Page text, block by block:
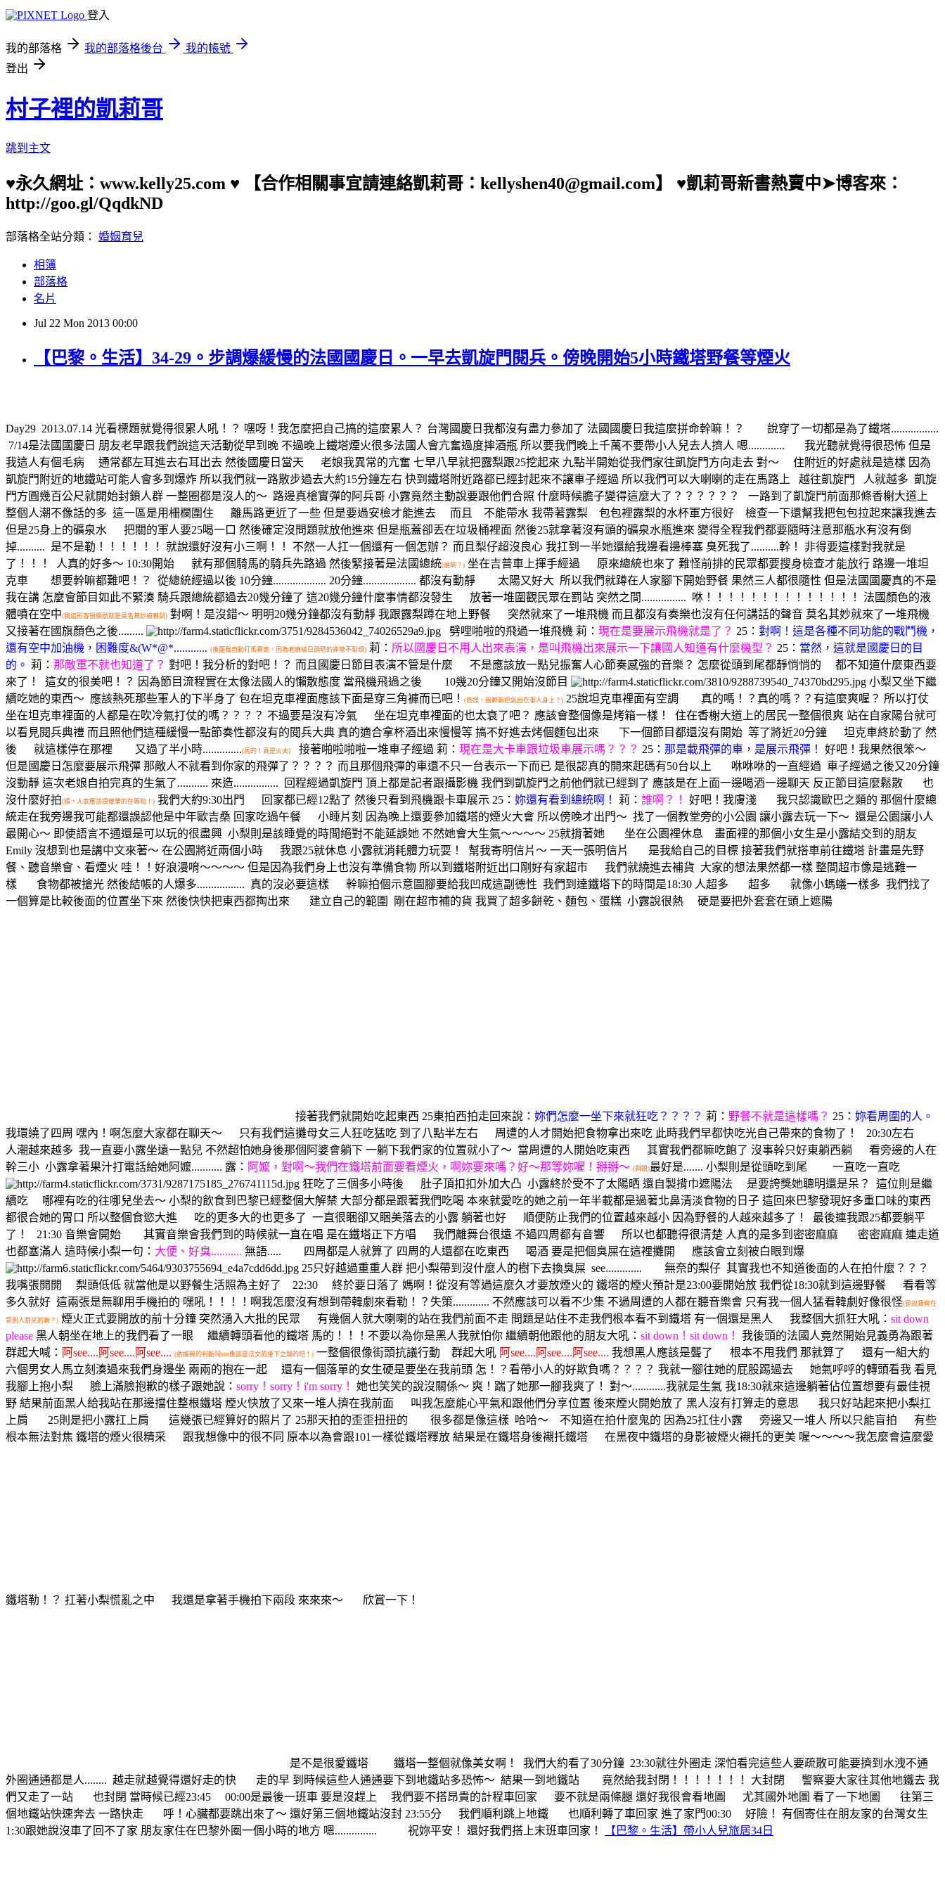
登入
我的部落格 我的部落格後台
我的帳號
登出
村子裡的凱莉哥
跳到主文
♥永久網址：www.kelly25.com ♥ 【合作相關事宜請連絡凱莉哥：kellyshen40@gmail.com】 ♥凱莉哥新書熱賣中➤博客來：
http://goo.gl/QqdkND
部落格全站分類： 婚姻育兒
相簿
部落格
名片
Jul 22 Mon 2013 00:00
【巴黎。生活】34-29。步調爆緩慢的法國國慶日。一早去凱旋門閱兵。傍晚開始5小時鐵塔野餐等煙火
Day29 2013.07.14 光看標題就覺得很累人吼！？ 嘿呀！我怎麼把自己搞的這麼累人？ 台灣國慶日我都沒有盡力參加了 法國國慶日我這麼拼命幹嘛！？ 說穿了一切都是為了鐵塔.................
7/14是法國國慶日 朋友老早跟我們說這天活動從早到晚 不過晚上鐵塔煙火很多法國人會亢奮過度摔酒瓶 所以要我們晚上千萬不要帶小人兒去人擠人 嗯............. 我光聽就覺得很恐怖 但是
我這人有個毛病 通常都左耳進去右耳出去 然後國慶日當天 老娘我異常的亢奮 七早八早就把露梨跟25挖起來 九點半開始從我們家往凱旋門方向走去 對～ 住附近的好處就是這樣 因為
凱旋門附近的地鐵站可能人會多到爆炸 所以我們就一路散步過去大約15分鐘左右 快到鐵塔附近路都已經封起來不讓車子經過 所以我們可以大喇喇的走在馬路上
越往凱旋門 人就越多 凱旋
門方圓幾百公尺就開始封鎖人群 一整圈都是沒人的～ 路邊真槍實彈的阿兵哥 小露竟然主動說要跟他們合照 什麼時候膽子變得這麼大了？？？？？？
一路到了凱旋門前面那條香榭大道上
整個人潮不像話的多 這一區是用柵欄圍住 離馬路更近了一些 但是要過安檢才能進去 而且 不能帶水 我帶著露梨 包包裡露梨的水杯軍方很好 檢查一下還幫我把包包拉起來讓我進去
但是25身上的礦泉水 把關的軍人要25喝一口 然後確定沒問題就放他進來 但是瓶蓋卻丟在垃圾桶裡面 然後25就拿著沒有頭的礦泉水瓶進來 變得全程我們都要隨時注意那瓶水有沒有倒
掉.......... 是不是勒！！！！！！ 就說還好沒有小三啊！！ 不然一人扛一個還有一個怎辦？ 而且梨仔超沒良心 我扛到一半她還給我邊看邊棒塞 臭死我了..........幹！ 非得要這樣對我就是
了！！！
人真的好多～ 10:30開始 就有那個騎馬的騎兵先路過 然後緊接著是法國總統(誰啊？) 坐在吉普車上揮手經過 原來總統也來了 難怪前排的民眾都要搜身檢查才能放行 路邊一堆坦
克車 想要幹嘛都難吧！？
從總統經過以後 10分鐘................... 20分鐘................... 都沒有動靜 太陽又好大 所以我們就蹲在人家腳下開始野餐 果然三人都很隨性 但是法國國慶真的不是
我在講 怎麼會節目如此不緊湊 騎兵跟總統都過去20幾分鐘了 這20幾分鐘什麼事情都沒發生 放著一堆圍觀民眾在罰站 突然之間................ 咻！！！！！！！！！！！！！！ 法國顏色的液
體噴在空中(我這形容很顯然就是莫名其妙被嚇到) 對啊！是沒錯～ 明明20幾分鐘都沒有動靜 我跟露梨蹲在地上野餐 突然就來了一堆飛機 而且都沒有奏樂也沒有任何講話的聲音 莫名其妙就來了一堆飛機
又接著在國旗顏色之後.........
劈哩啪啦的飛過一堆飛機 莉： 現在是要展示飛機就是了？ 25： 對啊！這是各種不同功能的戰鬥機，
還有空中加油機，困難度&(W*@*............ (後面我自動打馬賽克，因為老娘被日頭晒的非常不耐煩) 莉： 所以國慶日不用人出來表演，是叫飛機出來展示一下讓國人知道有什麼機型？ 25： 當然，這就是國慶日的目
的。 莉： 那敵軍不就也知道了？ 對吧！我分析的對吧！？ 而且國慶日節目表演不管是什麼 不是應該放一點兒振奮人心節奏感強的音樂？ 怎麼從頭到尾都靜悄悄的 都不知道什麼東西要
來了！
這女的很美吧！？ 因為節目流程實在太像法國人的懶散態度 當飛機飛過之後 10幾20分鐘又開始沒節目
小梨又坐下繼
續吃她的東西～ 應該熱死那些軍人的下半身了 包在坦克車裡面應該下面是穿三角褲而已吧！ (奇怪，我幹嘛把氣出在軍人身上？) 25說坦克車裡面有空調 真的嗎！？真的嗎？？有這麼爽喔？ 所以打仗
坐在坦克車裡面的人都是在吹冷氣打仗的嗎？？？？ 不過要是沒有冷氣 坐在坦克車裡面的也太衰了吧？ 應該會整個像是烤箱一樣！
住在香榭大道上的居民一整個很爽 站在自家陽台就可
以看見閱兵典禮 而且照他們這種緩慢一點節奏性都沒有的閱兵大典 真的適合拿杯酒出來慢慢等 搞不好進去烤個麵包出來 下一個節目都還沒有開始 等了將近20分鐘 坦克車終於動了 然
後 就這樣停在那裡 又過了半小時..............(馬的！真是火大) 接著啪啦啪啦一堆車子經過 莉： 現在是大卡車跟垃圾車展示嗎？？？ 25： 那是載飛彈的車，是展示飛彈！
好吧！我果然很笨～
但是國慶日怎麼要展示飛彈 那敵人不就看到你家的飛彈了？？？？ 而且那個飛彈的車還不只一台表示一下而已 是很認真的開來起碼有50台以上 咻咻咻的一直經過 車子經過之後又20分鐘
沒動靜 這次老娘自拍完真的生氣了........... 來造................
回程經過凱旋門 頂上都是記者跟攝影機 我們到凱旋門之前他們就已經到了 應該是在上面一邊喝酒一邊聊天 反正節目這麼鬆散 也
沒什麼好拍(誤，人家應該很敬業的在等啦！) 我們大約9:30出門 回家都已經12點了 然後只看到飛機跟卡車展示 25： 妳還有看到總統啊！ 莉： 誰啊？！
好吧！我膚淺 我只認識歐巴之類的 那個什麼總
統走在我旁邊我可能都還誤認他是中年歐吉桑 回家吃過午餐 小睡片刻 因為晚上還要參加鐵塔的煙火大會 所以傍晚才出門～ 找了一個教堂旁的小公園 讓小露去玩一下～ 還是公園讓小人
最開心～ 即使語言不通還是可以玩的很盡興 小梨則是該睡覺的時間絕對不能延誤她 不然她會大生氣～～～～ 25就揹著她 坐在公園裡休息
畫面裡的那個小女生是小露結交到的朋友
Emily 沒想到也是講中文來著～ 在公園將近兩個小時 我跟25就休息 小露就消耗體力玩耍！
幫我寄明信片～ 一天一張明信片 是我給自己的目標 接著我們就搭車前往鐵塔 計畫是先野
餐、聽音樂會、看煙火 哇！！好浪漫唷～～～～ 但是因為我們身上也沒有準備食物 所以到鐵塔附近出口剛好有家超市 我們就繞進去補貨 大家的想法果然都一樣 整間超市像是逃難一
樣 食物都被搶光 然後結帳的人爆多................. 真的沒必要這樣 幹嘛拍個示意圖腳要給我凹成這副德性 我們到達鐵塔下的時間是18:30 人超多 超多 就像小螞蟻一樣多 我們找了
一個算是比較後面的位置坐下來 然後快快把東西都掏出來 建立自己的範圍
剛在超市補的貨 我買了超多餅乾、麵包、蛋糕 小露說很熱 硬是要把外套套在頭上遮陽
接著我們就開始吃起東西 25東拍西拍走回來說： 妳們怎麼一坐下來就狂吃？？？？ 莉： 野餐不就是這樣嗎？ 25： 妳看周圍的人。
我環繞了四周 嘿內！啊怎麼大家都在聊天～ 只有我們這攤母女三人狂吃猛吃 到了八點半左右 周遭的人才開始把食物拿出來吃 此時我們早都快吃光自己帶來的食物了！
20:30左右
人潮越來越多 我一直要小露坐遠一點兒 不然超怕她身後那個阿婆會躺下 一躺下我們家的位置就小了～ 當周遭的人開始吃東西 其實我們都嘛吃飽了 沒事幹只好東躺西躺 看旁邊的人在
幹三小 小露拿著果汁打電話給她阿嬤........... 露： 阿嬤，對啊～我們在鐵塔前面要看煙火，啊妳要來嗎？好～那等妳喔！掰掰～ (斜眼)最好是....... 小梨則是從頭吃到尾 一直吃一直吃
狂吃了三個多小時後 肚子頂扣扣外加大凸 小露終於受不了太陽晒 還自製揹巾遮陽法 是要誇獎她聰明還是呆？
這位則是繼
續吃 哪裡有吃的往哪兒坐去～ 小梨的飲食到巴黎已經整個大解禁 大部分都是跟著我們吃喝 本來就愛吃的她之前一年半載都是過著北鼻清淡食物的日子 這回來巴黎發現好多重口味的東西
都很合她的胃口 所以整個食慾大進 吃的更多大的也更多了 一直很睏卻又睏美落去的小露 躺著也好 順便防止我們的位置越來越小 因為野餐的人越來越多了！
最後連我跟25都要躺平
了！
21:30 音樂會開始 其實音樂會我們到的時候就一直在唱 是在鐵塔正下方唱 我們離舞台很遠 不過四周都有音響 所以也都聽得很清楚 人真的是多到密密麻麻 密密麻麻 連走道
也都塞滿人 這時候小梨一句： 大便、好臭........... 無語..... 四周都是人就算了 四周的人還都在吃東西 喝酒 要是把個臭屎在這裡攤開 應該會立刻被白眼到爆
25只好越過重重人群 把小梨帶到沒什麼人的樹下去換臭屎 see............. 無奈的梨仔 其實我也不知道後面的人在拍什麼？？？
我嘴張開開 梨頭低低 就當他是以野餐生活照為主好了
22:30 終於要日落了 媽啊！從沒有等過這麼久才要放煙火的 鐵塔的煙火預計是23:00要開始放 我們從18:30就到這邊野餐 看看等
多久就好 這兩張是無聊用手機拍的 嘿吼！！！！啊我怎麼沒有想到帶韓劇來看勒！？失策............. 不然應該可以看不少集 不過周遭的人都在聽音樂會 只有我一個人猛看韓劇好像很怪(是說我有在
管別人眼光的嘛？) 煙火正式要開放的前十分鐘 突然湧入大批的民眾 有幾個人就大喇喇的站在我們前面不走 問題是站住不走我們根本看不到鐵塔 有一個還是黑人 我整個大抓狂大吼： sit down
please 黑人朝坐在地上的我們看了一眼 繼續轉頭看他的鐵塔 馬的！！！不要以為你是黑人我就怕你 繼續朝他跟他的朋友大吼： sit down！ sit down！
我後頭的法國人竟然開始見義勇為跟著
群起大喊： 阿see....阿see....阿see.... (依據我的判斷阿see應該是法文的坐下之類的吧！) 一整個很像街頭抗議行動 群起大吼 阿see....阿see....阿see.... 我想黑人應該是聾了 根本不甩我們 那就算了 還有一組大約
六個男女人馬立刻湊過來我們身邊坐 兩兩的抱在一起 還有一個落單的女生硬是要坐在我前頭 怎！？看帶小人的好欺負嗎？？？？ 我就一腳往她的屁股踢過去 她氣呼呼的轉頭看我 看見
我腳上抱小梨 臉上滿臉抱歉的樣子跟她說： sorry！sorry！i'm sorry！
她也笑笑的說沒關係～ 爽！踹了她那一腳我爽了！ 對～............我就是生氣 我18:30就來這邊躺著佔位置想要有最佳視
野 結果前面黑人給我站在那邊擋住整根鐵塔 煙火快放了又來一堆人擠在我前面 叫我怎麼能心平氣和跟他們分享位置 後來煙火開始放了 黑人沒有打算走的意思 我只好站起來把小梨扛
上肩 25則是把小露扛上肩
這幾張已經算好的照片了 25那天拍的歪歪扭扭的 很多都是像這樣 哈哈～ 不知道在拍什麼鬼的 因為25扛住小露 旁邊又一堆人 所以只能盲拍 有些
根本無法對焦 鐵塔的煙火很精采 跟我想像中的很不同 原本以為會跟101一樣從鐵塔釋放 結果是在鐵塔身後襯托鐵塔 在黑夜中鐵塔的身影被煙火襯托的更美 喔～～～～我怎麼會這麼愛
鐵塔勒！？ 扛著小梨慌亂之中 我還是拿著手機拍下兩段 來來來～ 欣賞一下！
是不是很愛鐵塔 鐵塔一整個就像美女啊！
我們大約看了30分鐘 23:30就往外圈走 深怕看完這些人要疏散可能要擠到水洩不通
外圈通通都是人........ 越走就越覺得還好走的快 走的早 到時候這些人通通要下到地鐵站多恐怖～ 結果一到地鐵站 竟然給我封閉！！！！！！！ 大封閉 警察要大家往其他地鐵去 我
們又走了一站 也封閉 當時候已經23:45 00:00是最後一班車 要是沒趕上 我們要不搭昂貴的計程車回家 要不就是兩條腿 還好我很會看地圖 尤其國外地圖 看了一下地圖 往第三
個地鐵站快速奔去 一路快走 呼！心臟都要跳出來了～ 還好第三個地鐵站沒封 23:55分 我們順利跳上地鐵 也順利轉了車回家 進了家門00:30 好險！ 有個寄住在朋友家的台灣女生
1:30跟她說沒車了回不了家 朋友家住在巴黎外圈一個小時的地方 嗯............... 祝妳平安！ 還好我們搭上末班車回家！
【巴黎。生活】帶小人兒旅居34日